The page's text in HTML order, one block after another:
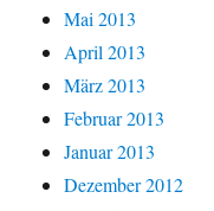
Mai 2013
April 2013
März 2013
Februar 2013
Januar 2013
Dezember 2012